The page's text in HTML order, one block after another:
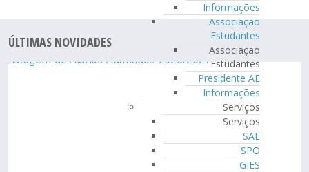
Informações
Associação
Estudantes
Associação
Estudantes
Presidente AE
Informações
Serviços
Serviços
SAE
SPO
GIES
ÚLTIMAS NOVIDADES